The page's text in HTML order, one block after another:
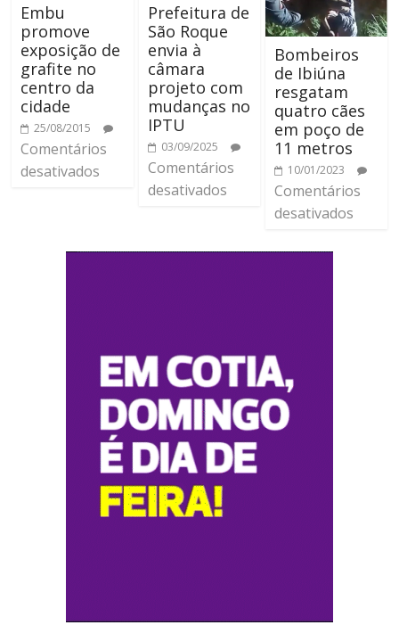
Embu
promove
exposição de
grafite no
centro da
cidade
25/08/2015
Comentários
desativados
Prefeitura de
São Roque
envia à
câmara
projeto com
mudanças no
IPTU
03/09/2025
Comentários
desativados
Bombeiros
de Ibiúna
resgatam
quatro cães
em poço de
11 metros
10/01/2023
Comentários
desativados